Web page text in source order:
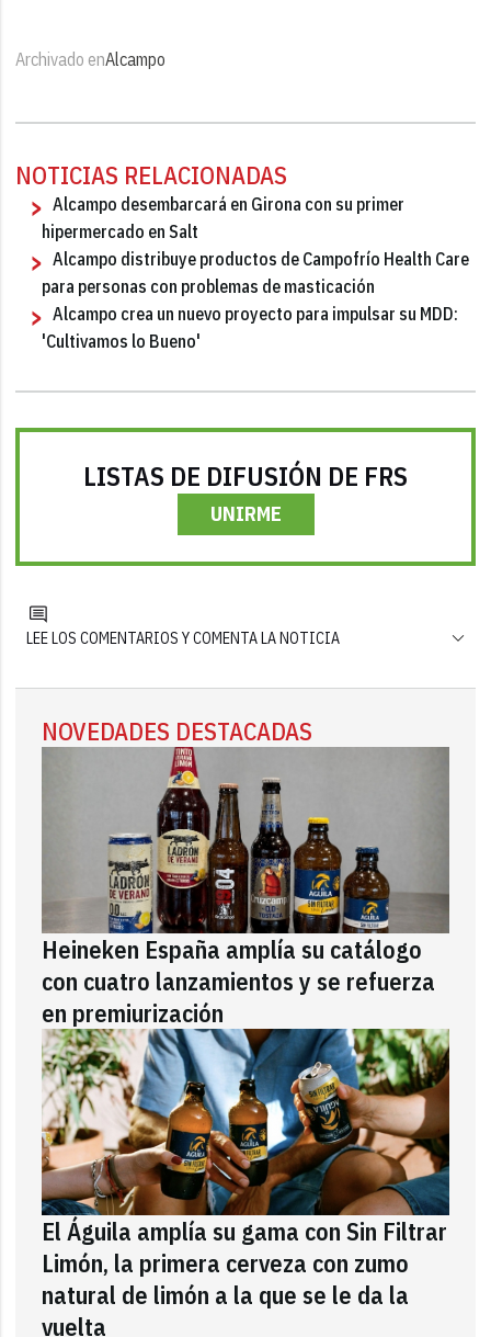
Archivado enAlcampo
NOTICIAS RELACIONADAS
Alcampo desembarcará en Girona con su primer
hipermercado en Salt
Alcampo distribuye productos de Campofrío Health Care
para personas con problemas de masticación
Alcampo crea un nuevo proyecto para impulsar su MDD:
'Cultivamos lo Bueno'
LISTAS DE DIFUSIÓN DE FRS
UNIRME
LEE LOS COMENTARIOS Y COMENTA LA NOTICIA
NOVEDADES DESTACADAS
Heineken España amplía su catálogo
con cuatro lanzamientos y se refuerza
en premiurización
El Águila amplía su gama con Sin Filtrar
Limón, la primera cerveza con zumo
natural de limón a la que se le da la
vuelta